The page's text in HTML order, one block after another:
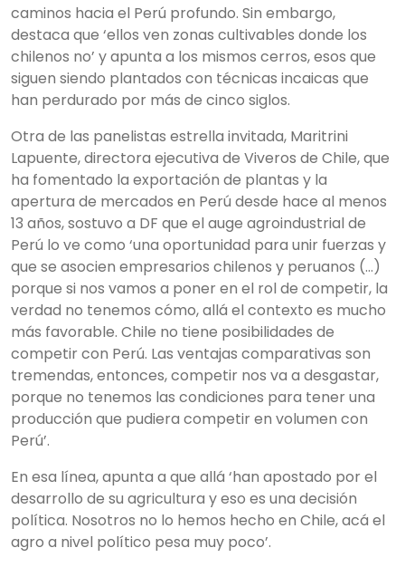
caminos hacia el Perú profundo. Sin embargo,
destaca que ‘ellos ven zonas cultivables donde los
chilenos no’ y apunta a los mismos cerros, esos que
siguen siendo plantados con técnicas incaicas que
han perdurado por más de cinco siglos.
Otra de las panelistas estrella invitada, Maritrini
Lapuente, directora ejecutiva de Viveros de Chile, que
ha fomentado la exportación de plantas y la
apertura de mercados en Perú desde hace al menos
13 años, sostuvo a DF que el auge agroindustrial de
Perú lo ve como ‘una oportunidad para unir fuerzas y
que se asocien empresarios chilenos y peruanos (…)
porque si nos vamos a poner en el rol de competir, la
verdad no tenemos cómo, allá el contexto es mucho
más favorable. Chile no tiene posibilidades de
competir con Perú. Las ventajas comparativas son
tremendas, entonces, competir nos va a desgastar,
porque no tenemos las condiciones para tener una
producción que pudiera competir en volumen con
Perú’.
En esa línea, apunta a que allá ‘han apostado por el
desarrollo de su agricultura y eso es una decisión
política. Nosotros no lo hemos hecho en Chile, acá el
agro a nivel político pesa muy poco’.